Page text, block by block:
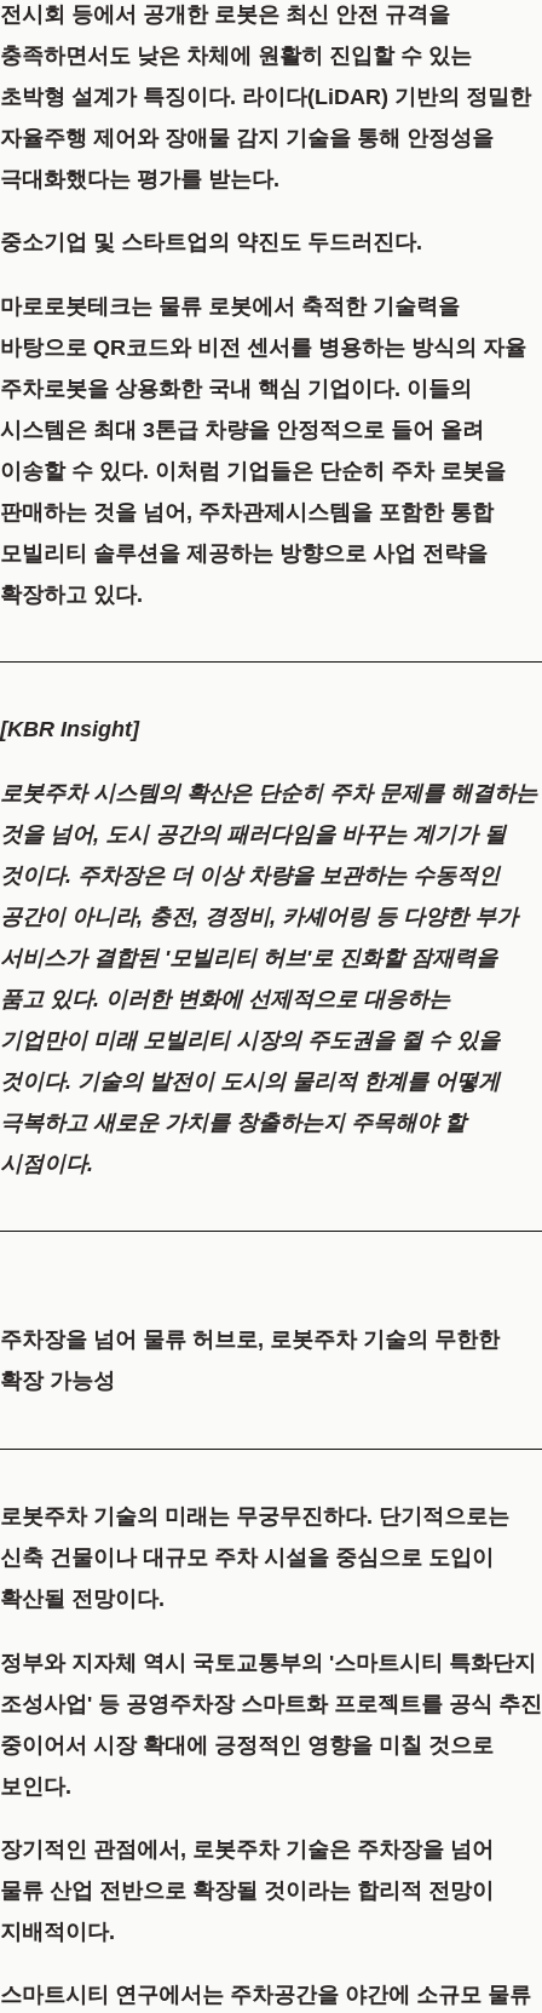
전시회 등에서 공개한 로봇은 최신 안전 규격을
충족하면서도 낮은 차체에 원활히 진입할 수 있는
초박형 설계 가 특징이다. 라이다(LiDAR) 기반의 정밀한
자율주행 제어와 장애물 감지 기술을 통해 안정성을
극대화했다는 평가를 받는다.
중소기업 및 스타트업의 약진도 두드러진다.
마로로봇테크는 물류 로봇에서 축적한 기술력을
바탕으로 QR코드와 비전 센서를 병용하는 방식의 자율
주차로봇을 상용화한 국내 핵심 기업이다. 이들의
시스템은 최대 3톤급 차량을 안정적으로 들어 올려
이송할 수 있다. 이처럼 기업들은 단순히 주차 로봇을
판매하는 것을 넘어, 주차관제시스템 을 포함한 통합
모빌리티 솔루션을 제공하는 방향으로 사업 전략을
확장하고 있다.
[KBR Insight]
로봇주차 시스템의 확산은 단순히 주차 문제를 해결하는
것을 넘어, 도시 공간의 패러다임을 바꾸는 계기가 될
것이다. 주차장은 더 이상 차량을 보관하는 수동적인
공간이 아니라, 충전, 경정비, 카셰어링 등 다양한 부가
서비스가 결합된 '모빌리티 허브'로 진화할 잠재력을
품고 있다. 이러한 변화에 선제적으로 대응하는
기업만이 미래 모빌리티 시장의 주도권을 쥘 수 있을
것이다. 기술의 발전이 도시의 물리적 한계를 어떻게
극복하고 새로운 가치를 창출하는지 주목해야 할
시점이다.
주차장을 넘어 물류 허브로, 로봇주차 기술의 무한한
확장 가능성
로봇주차 기술의 미래는 무궁무진하다. 단기적으로는
신축 건물이나 대규모 주차 시설을 중심으로 도입이
확산될 전망이다.
정부와 지자체 역시 국토교통부의 '스마트시티 특화단지
조성사업' 등 공영주차장 스마트화 프로젝트를 공식 추진
중이어서 시장 확대에 긍정적인 영향을 미칠 것으로
보인다.
장기적인 관점에서, 로봇주차 기술은 주차장을 넘어
물류 산업 전반으로 확장될 것이라는 합리적 전망이
지배적이다.
스마트시티 연구에서는 주차공간을 야간에 소규모 물류